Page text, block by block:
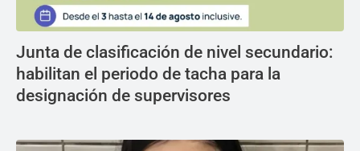
Junta de clasificación de nivel secundario:
habilitan el periodo de tacha para la
designación de supervisores